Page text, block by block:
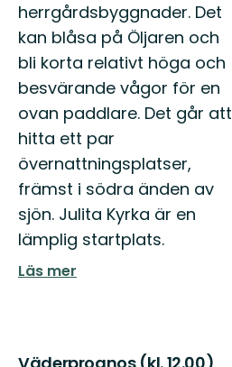
herrgårdsbyggnader. Det
kan blåsa på Öljaren och
bli korta relativt höga och
besvärande vågor för en
ovan paddlare. Det går att
hitta ett par
övernattningsplatser,
främst i södra änden av
sjön. Julita Kyrka är en
lämplig startplats.
Läs mer